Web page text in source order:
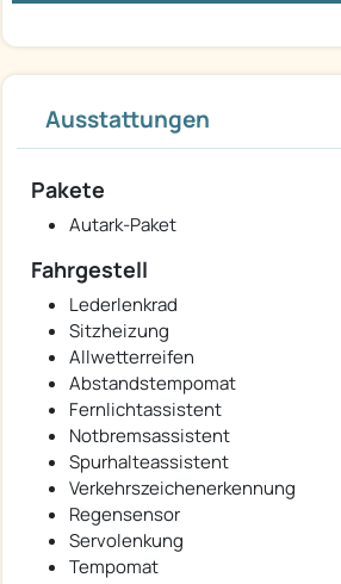
Ausstattungen
Pakete
Autark-Paket
Fahrgestell
Lederlenkrad
Sitzheizung
Allwetterreifen
Abstandstempomat
Fernlichtassistent
Notbremsassistent
Spurhalteassistent
Verkehrszeichenerkennung
Regensensor
Servolenkung
Tempomat